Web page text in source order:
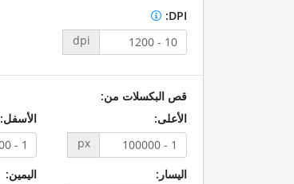
DPI:
dpi
قص البكسلات من:
الأعلى:
px
الأسفل:
اليسار:
اليمين: